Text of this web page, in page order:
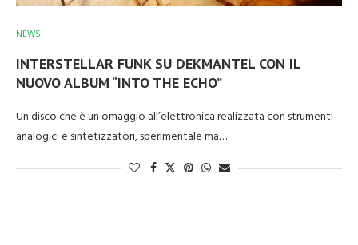
NEWS
INTERSTELLAR FUNK SU DEKMANTEL CON IL
NUOVO ALBUM “INTO THE ECHO”
Un disco che è un omaggio all’elettronica realizzata con strumenti
analogici e sintetizzatori, sperimentale ma…